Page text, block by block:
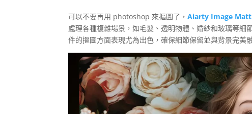
可以不要再用 photoshop 來摳圖了，Aiarty Image
處理各種複雜場景，如毛髮、透明物體、婚紗和玻璃等
件的摳圖方面表現尤為出色，確保細節保留並與背景完美